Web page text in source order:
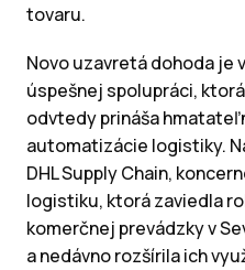
tovaru.
Novo uzavretá dohoda je
úspešnej spolupráci,
odvtedy prináša
automatizácie logistiky.
DHL Supply Chain,
logistiku, ktorá zaviedla
komerčnej prevádzky v
a nedávno rozšírila ich